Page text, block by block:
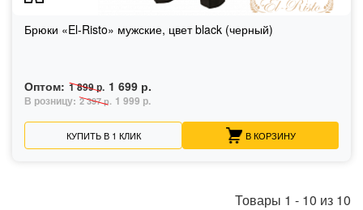
Брюки «El-Risto» мужские, цвет black (черный)
Оптом: 1 899 р. 1 699 р.
В розницу: 2 397 р. 1 999 р.
КУПИТЬ В 1 КЛИК В КОРЗИНУ
Товары 1 - 10 из 10